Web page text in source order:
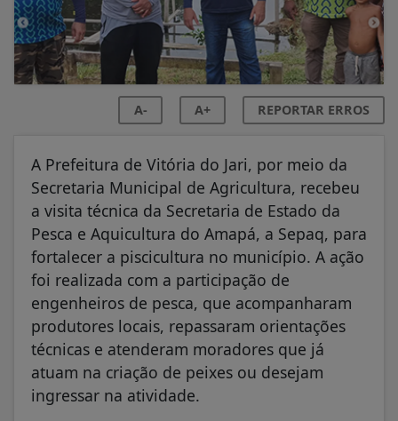
A- A+ REPORTAR ERROS
A Prefeitura de Vitória do Jari, por meio da
Secretaria Municipal de Agricultura, recebeu
a visita técnica da Secretaria de Estado da
Pesca e Aquicultura do Amapá, a Sepaq, para
fortalecer a piscicultura no município. A ação
foi realizada com a participação de
engenheiros de pesca, que acompanharam
produtores locais, repassaram orientações
técnicas e atenderam moradores que já
atuam na criação de peixes ou desejam
ingressar na atividade.